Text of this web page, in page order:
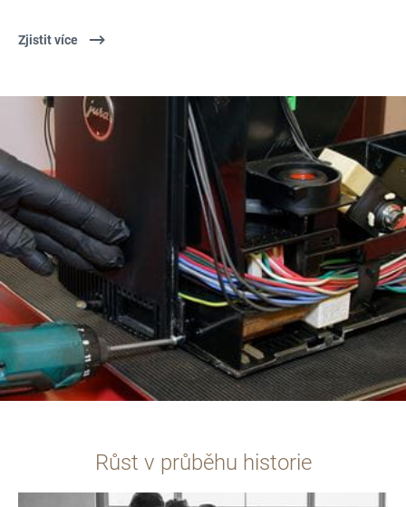
Zjistit více
Růst v průběhu historie